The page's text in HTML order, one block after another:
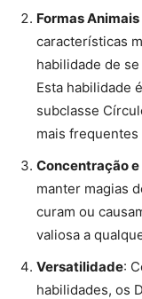
Formas
características
habilidade de
Esta habilidade
subclasse
mais
Concentração e
manter magias
curam ou
valiosa a
Versatilidade:
habilidades, os